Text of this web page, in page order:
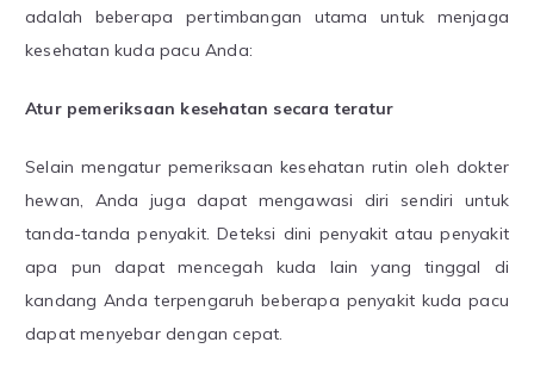
adalah beberapa pertimbangan utama untuk menjaga
kesehatan kuda pacu Anda:
Atur pemeriksaan kesehatan secara teratur
Selain mengatur pemeriksaan kesehatan rutin oleh dokter
hewan, Anda juga dapat mengawasi diri sendiri untuk
tanda-tanda penyakit. Deteksi dini penyakit atau penyakit
apa pun dapat mencegah kuda lain yang tinggal di
kandang Anda terpengaruh beberapa penyakit kuda pacu
dapat menyebar dengan cepat.